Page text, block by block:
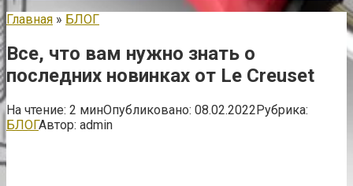
Главная » БЛОГ
Все, что вам нужно знать о
последних новинках от Le Creuset
На чтение: 2 минОпубликовано: 08.02.2022Рубрика:
БЛОГАвтор: admin